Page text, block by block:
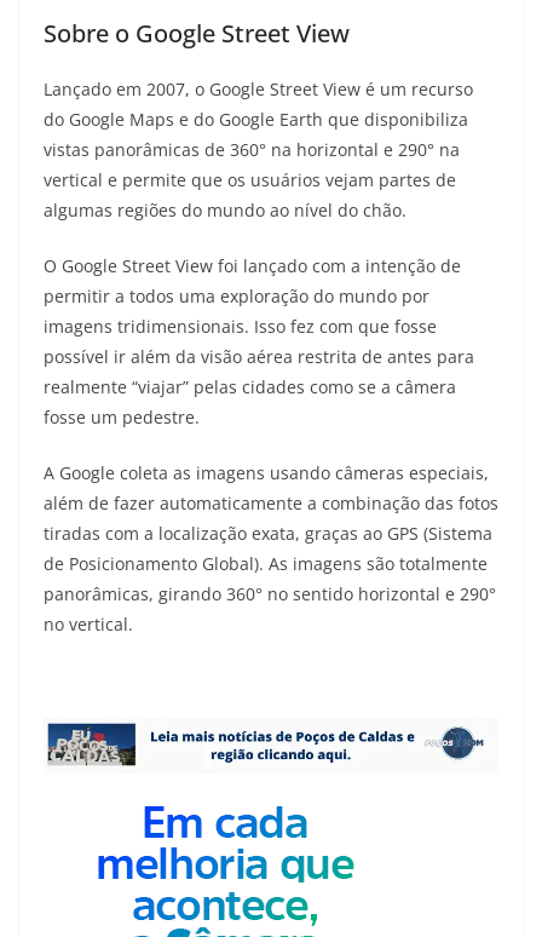
Sobre o Google Street View
Lançado em 2007, o Google Street View é um recurso
do Google Maps e do Google Earth que disponibiliza
vistas panorâmicas de 360° na horizontal e 290° na
vertical e permite que os usuários vejam partes de
algumas regiões do mundo ao nível do chão.
O Google Street View foi lançado com a intenção de
permitir a todos uma exploração do mundo por
imagens tridimensionais. Isso fez com que fosse
possível ir além da visão aérea restrita de antes para
realmente “viajar” pelas cidades como se a câmera
fosse um pedestre.
A Google coleta as imagens usando câmeras especiais,
além de fazer automaticamente a combinação das fotos
tiradas com a localização exata, graças ao GPS (Sistema
de Posicionamento Global). As imagens são totalmente
panorâmicas, girando 360° no sentido horizontal e 290°
no vertical.